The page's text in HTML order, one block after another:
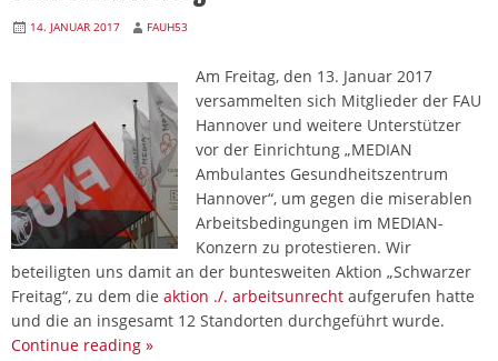
14. JANUAR 2017 FAUH53
Am Freitag, den 13. Januar 2017
versammelten sich Mitglieder der FAU
Hannover und weitere Unterstützer
vor der Einrichtung „MEDIAN
Ambulantes Gesundheitszentrum
Hannover“, um gegen die miserablen
Arbeitsbedingungen im MEDIAN-
Konzern zu protestieren. Wir
beteiligten uns damit an der buntesweiten Aktion „Schwarzer
Freitag“, zu dem die aktion ./. arbeitsunrecht aufgerufen hatte
und die an insgesamt 12 Standorten durchgeführt wurde.
Continue reading »